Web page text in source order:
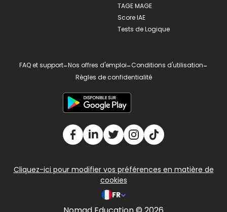
TAGE MAGE
Score IAE
Tests de Logique
FAQ et support-Nos offres d'emploi-Conditions d'utilisation-
Règles de confidentialité
Cliquez-ici pour modifier vos préférences en matière de
cookies
FR